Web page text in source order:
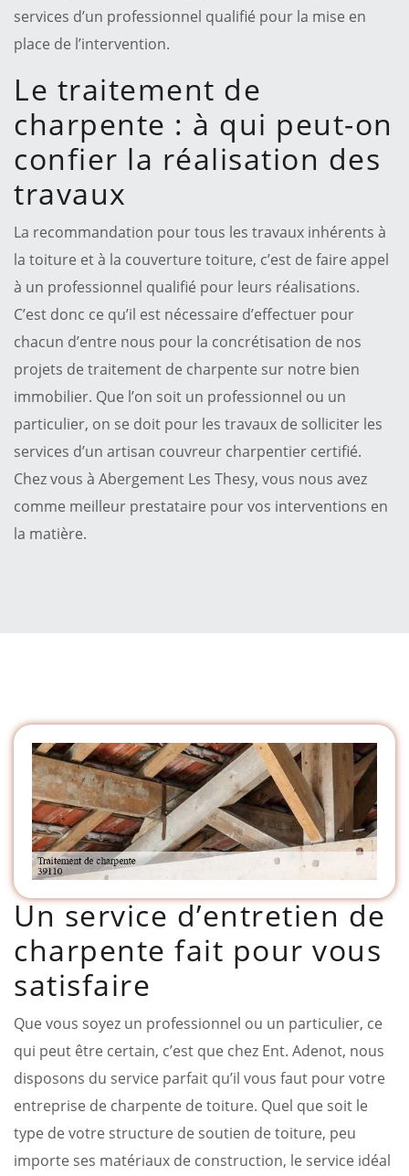
services d’un professionnel qualifié pour la mise en
place de l’intervention.
Le traitement de
charpente : à qui peut-on
confier la réalisation des
travaux
La recommandation pour tous les travaux inhérents à
la toiture et à la couverture toiture, c’est de faire appel
à un professionnel qualifié pour leurs réalisations.
C’est donc ce qu’il est nécessaire d’effectuer pour
chacun d’entre nous pour la concrétisation de nos
projets de traitement de charpente sur notre bien
immobilier. Que l’on soit un professionnel ou un
particulier, on se doit pour les travaux de solliciter les
services d’un artisan couvreur charpentier certifié.
Chez vous à Abergement Les Thesy, vous nous avez
comme meilleur prestataire pour vos interventions en
la matière.
Un service d’entretien de
charpente fait pour vous
satisfaire
Que vous soyez un professionnel ou un particulier, ce
qui peut être certain, c’est que chez Ent. Adenot, nous
disposons du service parfait qu’il vous faut pour votre
entreprise de charpente de toiture. Quel que soit le
type de votre structure de soutien de toiture, peu
importe ses matériaux de construction, le service idéal